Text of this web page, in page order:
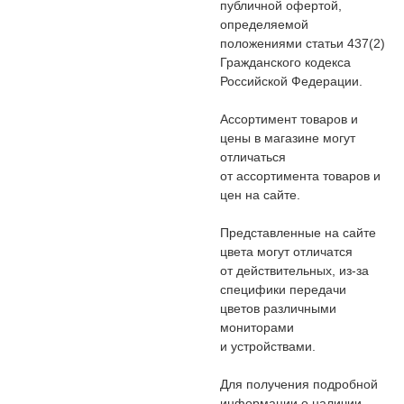
публичной офертой,
определяемой
положениями статьи 437(2)
Гражданского кодекса
Российской Федерации.
Ассортимент товаров и
цены в магазине могут
отличаться
от ассортимента товаров и
цен на сайте.
Представленные на сайте
цвета могут отличатся
от действительных, из-за
специфики передачи
цветов различными
мониторами
и устройствами.
Для получения подробной